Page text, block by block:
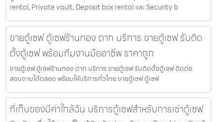
rental, Private vault, Deposit box rental และ Security b
ขายตู้เซฟ ตู้เซฟร้านทอง ตาก บริการ ขายตู้เซฟ รับติด
ตั้งตู้เซฟ พร้อมทีมงานมืออาชีพ ราคาถูก
ขายตู้เซฟ ตู้เซฟร้านทอง ตาก บริการ ขายตู้เซฟ รับติดตั้งตู้เซฟ ติดต่อ
สอบถามได้ตลอด พร้อมให้บริการทั่วไทย ขายตู้เซฟ ตู้เซฟ
ที่เก็บของมีค่าใกล้ฉัน บริการตู้เซฟสำหรับการเช่าตู้เซฟ